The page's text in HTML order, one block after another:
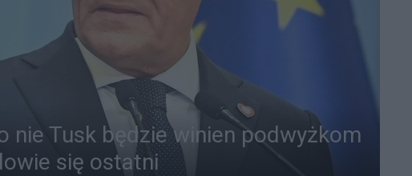
nie Tusk będzie winien podwyżkom
się ostatni